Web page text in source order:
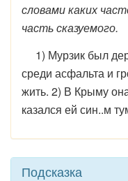
словами каких
часть сказуемого.
1) Мурзик был
среди асфальта и
жить. 2) В Крыму
казался ей син..м
Подсказка